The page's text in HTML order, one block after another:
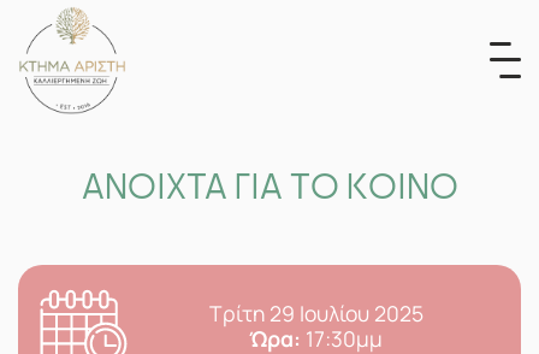
content
ΑΝΟΙΧΤΑ ΓΙΑ ΤΟ ΚΟΙΝΟ
Τρίτη 29 Ιουλίου 2025
Ώρα: 17:30μμ